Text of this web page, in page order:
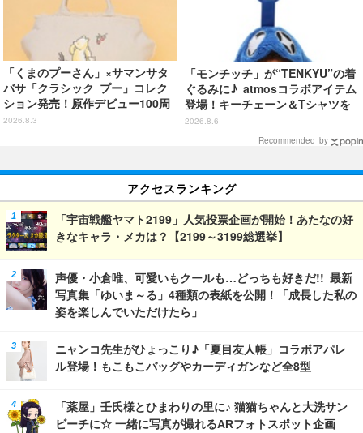
「くまのプーさん」×サマンサタ
バサ「クラシック プー」コレク
ション発売！原作デビュー100周
年記念でハンドバッグや財布など
2026.8.3
「モンチッチ」が“TENKYU”の着
ぐるみに♪ atmosコラボアイテム
登場！キーチェーン＆Tシャツを
展開
2026.8.6
Recommended by
アクセスランキング
「宇宙戦艦ヤマト2199」人気投票企画が開始！あたなの好
きなキャラ・メカは？【2199～3199総選挙】
声優・小倉唯、可愛いもクールも…どっちも好きだ!! 最新
写真集「ゆいま～る」4種類の表紙を公開！「成長した私の
姿を楽しんでいただけたら」
ニャンコ先生がひょっこり♪「夏目友人帳」コラボアパレ
ル登場！もこもこバッグやカーディガンなど全8型
「薬屋」壬氏様とひまわりの里に♪ 猫猫ちゃんと大洗サン
ビーチに☆ 一緒に写真が撮れるARフォトスポット企画